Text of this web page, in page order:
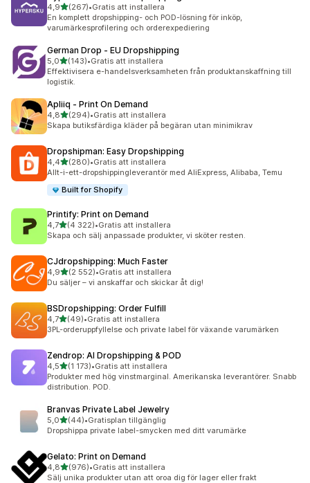
4,9av 5 stjärnor
(267)
267 recensioner totalt
•Gratis att installera
En komplett dropshipping- och POD-lösning för inköp,
varumärkesprofilering och orderexpediering
German Drop ‑ EU Dropshipping
5,0av 5 stjärnor
(143)
143 recensioner totalt
•Gratis att installera
Effektivisera e-handelsverksamheten från produktanskaffning till
logistik.
Apliiq ‑ Print On Demand
4,8av 5 stjärnor
(294)
294 recensioner totalt
•Gratis att installera
Skapa butiksfärdiga kläder på begäran utan minimikrav
Dropshipman: Easy Dropshipping
4,4av 5 stjärnor
(280)
280 recensioner totalt
•Gratis att installera
Allt-i-ett-dropshippingleverantör med AliExpress, Alibaba, Temu
Built for Shopify
Printify: Print on Demand
4,7av 5 stjärnor
(4 322)
4322 recensioner totalt
•Gratis att installera
Skapa och sälj anpassade produkter, vi sköter resten.
CJdropshipping: Much Faster
4,9av 5 stjärnor
(2 552)
2552 recensioner totalt
•Gratis att installera
Du säljer – vi anskaffar och skickar åt dig!
BSDropshipping: Order Fulfill
4,7av 5 stjärnor
(49)
49 recensioner totalt
•Gratis att installera
3PL-orderuppfyllelse och private label för växande varumärken
Zendrop: AI Dropshipping & POD
4,5av 5 stjärnor
(1 173)
1173 recensioner totalt
•Gratis att installera
Produkter med hög vinstmarginal. Amerikanska leverantörer. Snabb
distribution. POD.
Branvas Private Label Jewelry
5,0av 5 stjärnor
(44)
44 recensioner totalt
•Gratisplan tillgänglig
Dropshippa private label-smycken med ditt varumärke
Gelato: Print on Demand
4,8av 5 stjärnor
(976)
976 recensioner totalt
•Gratis att installera
Sälj unika produkter utan att oroa dig för lager eller frakt